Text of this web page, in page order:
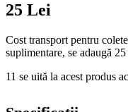
25 Lei
Cost transport pentru
suplimentare, se adaugă
11 se uită la acest produs